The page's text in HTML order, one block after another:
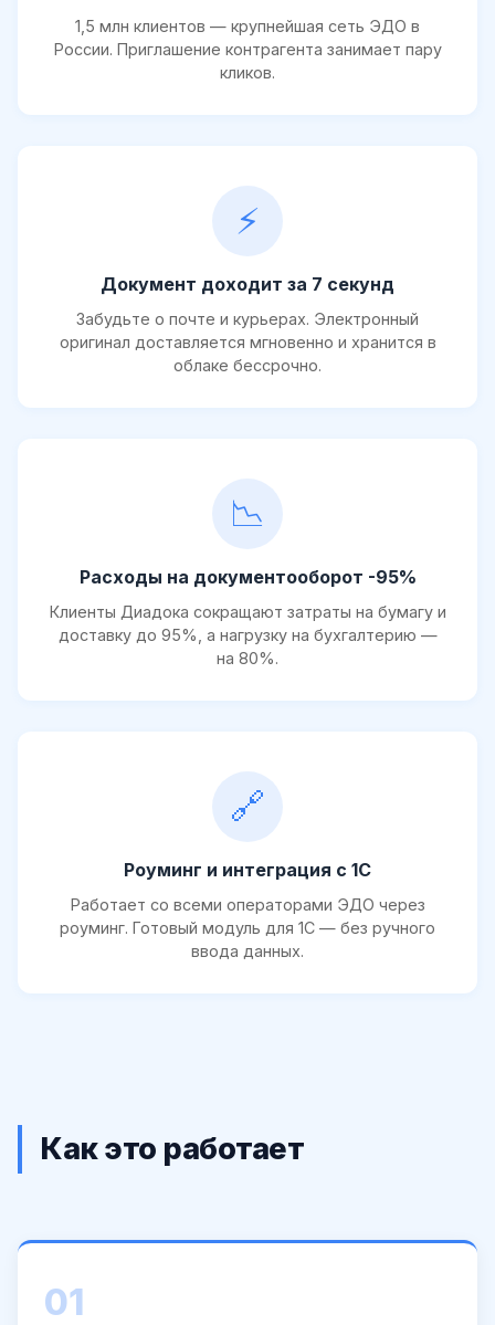
1,5 млн клиентов — крупнейшая сеть ЭДО в
России. Приглашение контрагента занимает пару
кликов.
⚡
Документ доходит за 7 секунд
Забудьте о почте и курьерах. Электронный
оригинал доставляется мгновенно и хранится в
облаке бессрочно.
📉
Расходы на документооборот -95%
Клиенты Диадока сокращают затраты на бумагу и
доставку до 95%, а нагрузку на бухгалтерию —
на 80%.
🔗
Роуминг и интеграция с 1С
Работает со всеми операторами ЭДО через
роуминг. Готовый модуль для 1С — без ручного
ввода данных.
Как это работает
01